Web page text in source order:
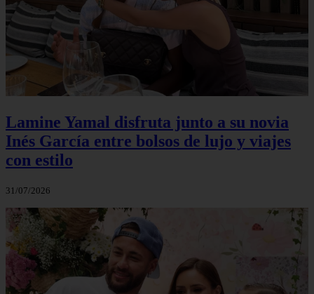
Lamine Yamal disfruta junto a su novia
Inés García entre bolsos de lujo y viajes
con estilo
31/07/2026